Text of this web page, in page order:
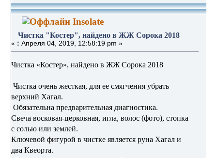
Insolate
Чистка "Костер", найдено в ЖЖ Сорока 2018
« : Апреля 04, 2019, 12:58:19 pm »
Чистка «Костер», найдено в ЖЖ Сорока 2018
Чистка очень жесткая, для ее смягчения убрать
верхний Хагал.
Обязательна предварительная диагностика.
Свеча восковая-церковная, игла, волос (фото), стопка
с солью или землей.
Ключевой фигурой в чистке является руна Хагал и
два Квеорта.